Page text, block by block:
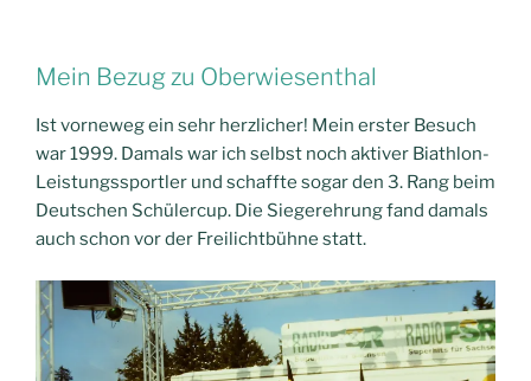
Mein Bezug zu Oberwiesenthal
Ist vorneweg ein sehr herzlicher! Mein erster Besuch
war 1999. Damals war ich selbst noch aktiver Biathlon-
Leistungssportler und schaffte sogar den 3. Rang beim
Deutschen Schülercup. Die Siegerehrung fand damals
auch schon vor der Freilichtbühne statt.